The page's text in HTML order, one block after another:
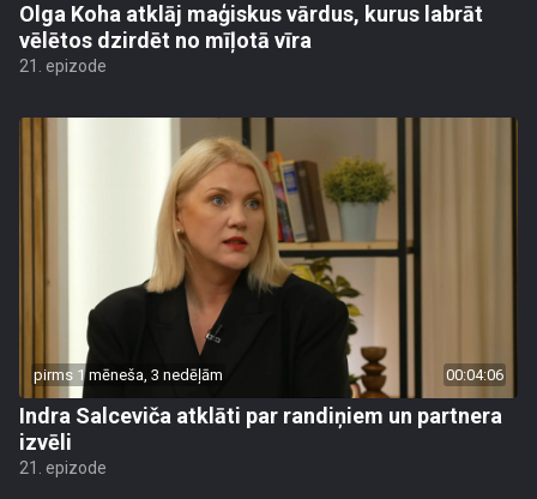
Olga Koha atklāj maģiskus vārdus, kurus labrāt
vēlētos dzirdēt no mīļotā vīra
21. epizode
pirms 1 mēneša, 3 nedēļām 00:04:06
Indra Salceviča atklāti par randiņiem un partnera
izvēli
21. epizode